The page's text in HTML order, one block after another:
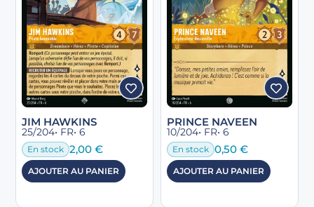
JIM HAWKINS
25/204• FR• 6
En stock 2,00€
AJOUTER AU PANIER
PRINCE NAVEEN
10/204• FR• 6
En stock 0,50 €
AJOUTER AU PANIER